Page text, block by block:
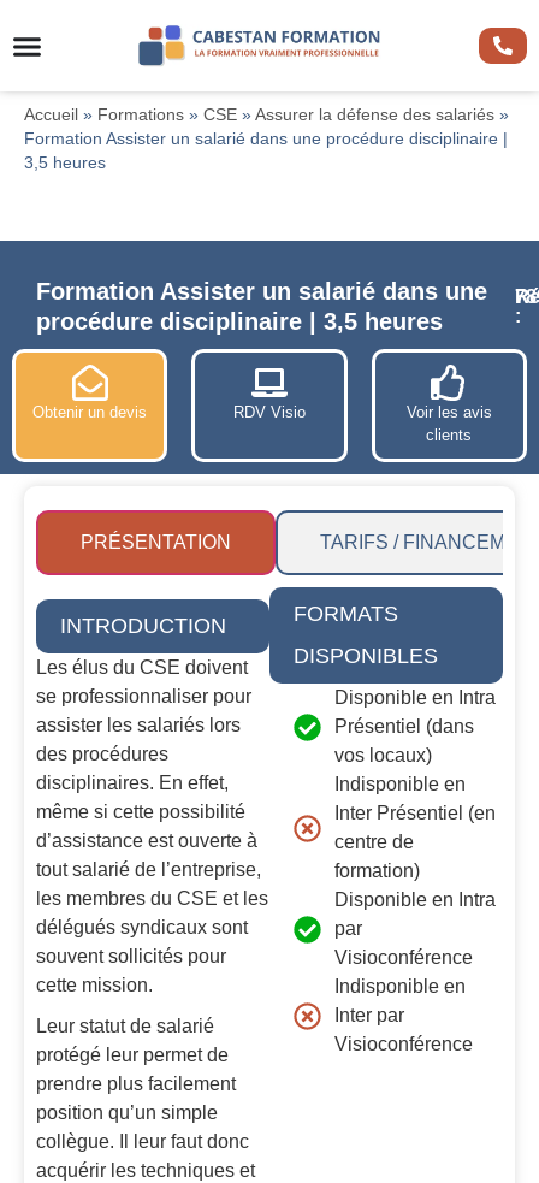
Accueil » Formations » CSE » Assurer la défense des salariés »
Formation Assister un salarié dans une procédure disciplinaire |
3,5 heures
Formation Assister un salarié dans une
procédure disciplinaire | 3,5 heures
:
Obtenir un devis RDV Visio
Voir les avis
clients
PRÉSENTATION TARIFS /
INTRODUCTION
Les élus du CSE doivent
se professionnaliser pour
assister les salariés lors
des procédures
disciplinaires. En effet,
même si cette possibilité
d’assistance est ouverte à
tout salarié de l’entreprise,
les membres du CSE et les
délégués syndicaux sont
souvent sollicités pour
cette mission.
Leur statut de salarié
protégé leur permet de
prendre plus facilement
position qu’un simple
collègue. Il leur faut donc
acquérir les techniques et
FORMATS
DISPONIBLES
Disponible en Intra
Présentiel (dans
vos locaux)
Indisponible en
Inter Présentiel (en
centre de
formation)
Disponible en Intra
par
Visioconférence
Indisponible en
Inter par
Visioconférence